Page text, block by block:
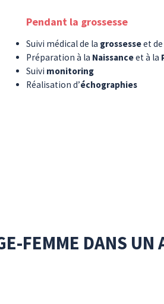
Pendant la grossesse
Suivi médical de la grossesseet de
Préparation à la Naissanceet à la
Suivi monitoring
Réalisation d’échographies
FEMME DANS UN